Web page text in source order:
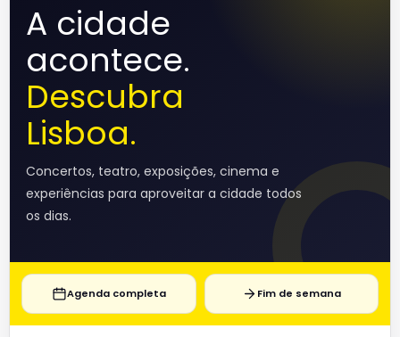
A cidade
acontece.
Descubra
Lisboa.
Concertos, teatro, exposições, cinema e
experiências para aproveitar a cidade todos
os dias.
Agenda completa Fim de semana